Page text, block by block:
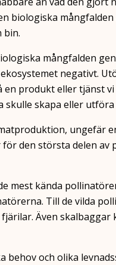
biologiska
bin.
mångfalden
negativt.
produkt eller tjänst
skulle skapa eller utföra
ungefär
den största delen av
mest kända
Till de vilda
Även skalbaggar
och olika